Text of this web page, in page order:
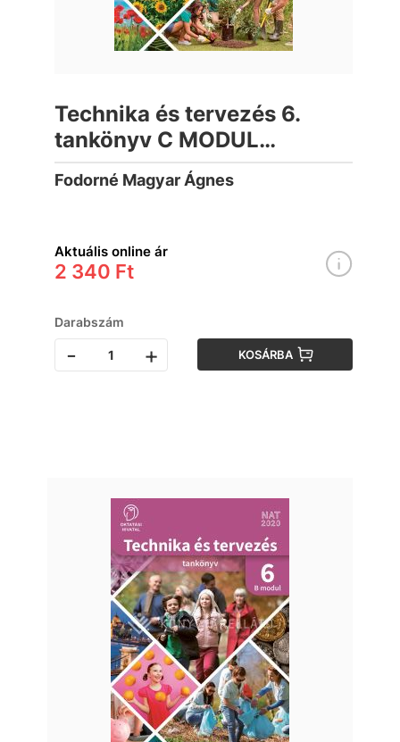
Technika és tervezés 6.
tankönyv C MODUL
Kertészeti technológiák
Fodorné Magyar Ágnes
Aktuális online ár
2 340 Ft
Darabszám
- + KOSÁRBA